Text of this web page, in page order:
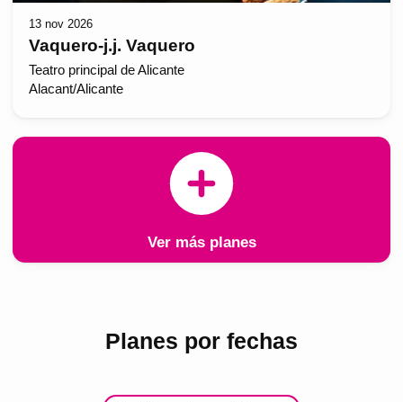
13 nov 2026
Vaquero-j.j. Vaquero
Teatro principal de Alicante
Alacant/Alicante
Ver más planes
Planes por fechas